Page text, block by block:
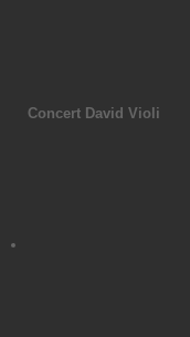
Concert David Violi